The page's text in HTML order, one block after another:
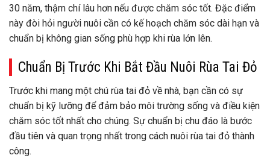
30 năm, thậm chí lâu hơn nếu được chăm sóc tốt. Đặc điểm
này đòi hỏi người nuôi cần có kế hoạch chăm sóc dài hạn và
chuẩn bị không gian sống phù hợp khi rùa lớn lên.
Chuẩn Bị Trước Khi Bắt Đầu Nuôi Rùa Tai Đỏ
Trước khi mang một chú rùa tai đỏ về nhà, bạn cần có sự
chuẩn bị kỹ lưỡng để đảm bảo môi trường sống và điều kiện
chăm sóc tốt nhất cho chúng. Sự chuẩn bị chu đáo là bước
đầu tiên và quan trọng nhất trong cách nuôi rùa tai đỏ thành
công.